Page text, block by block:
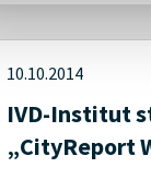
10.10.2014
IVD-Institut
„CityReport